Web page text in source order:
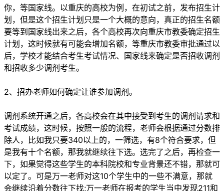
你，等国家线。以重庆的高校为例，在初试之前，发布招生计
划，但是这个招生计划只是一个大概的意向，真正的招生名额
要等到国家线出来之后，各个高校再次向重庆市教委确定招生
计划，这时候就有可能会增加名额，等重庆市教委审批通过以
后，学校才能结合考生考试情况、国家线来确定是否招收调剂
和招收多少调剂考生。
2、招办老师如何确定让谁参加调剂。
调剂系统开通之后，各高校会在其中接受到考生的调剂请求和
考试成绩，这时候，按照一般的流程，老师会根据通过分数排
除人，比如我只要340以上的，一筛选，有8个符合要求，但
是我有十个名额，那我就继续往下选。选完了之后，再检查一
下，如果觉得这些学生的本科院校和专业背景还不错，那就可
以定了。可是万一老师对这10个学生中的一些不满意，那就
会继续沿着分数往下找;万一老师在报考的学生当中发现211和